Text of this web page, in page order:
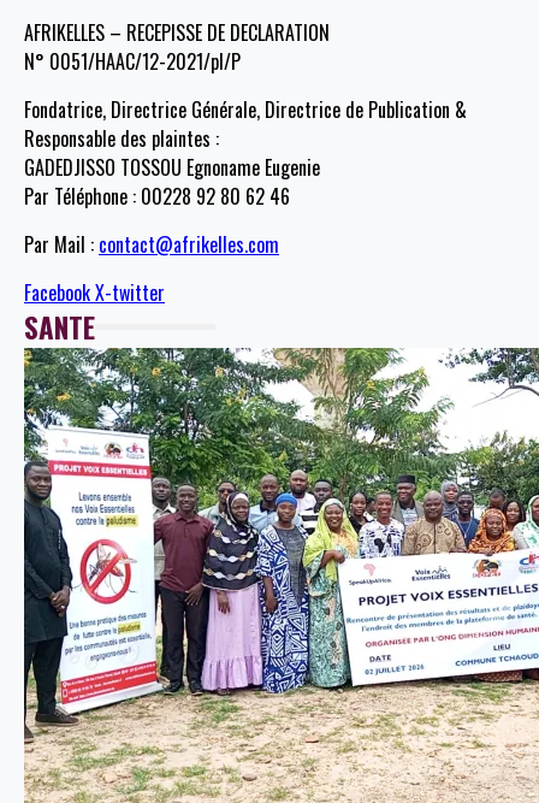
AFRIKELLES – RECEPISSE DE DECLARATION
N° 0051/HAAC/12-2021/pl/P
Fondatrice, Directrice Générale, Directrice de Publication &
Responsable des plaintes :
GADEDJISSO TOSSOU Egnoname Eugenie
Par Téléphone : 00228 92 80 62 46
Par Mail : contact@afrikelles.com
FacebookX-twitter
SANTE